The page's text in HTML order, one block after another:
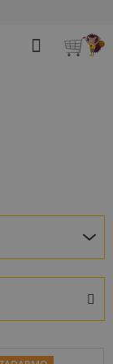
Hľadať